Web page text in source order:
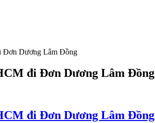
Đơn Dương Lâm Đồng
đi Đơn Dương Lâm Đồng
đi Đơn Dương Lâm Đồng